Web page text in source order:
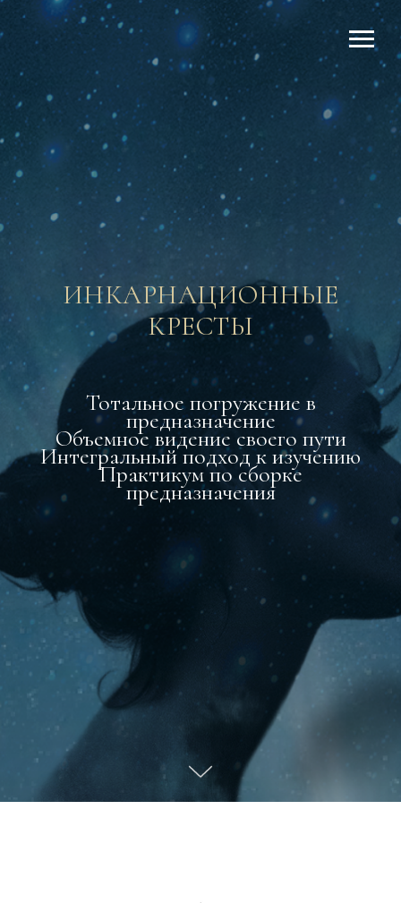
ИНКАРНАЦИОННЫЕ
КРЕСТЫ
Тотальное погружение в
предназначение
Объемное видение своего пути
Интегральный подход к изучению
Практикум по сборке
предназначения